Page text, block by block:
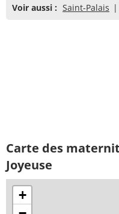
Voir aussi : Saint-Palais
Carte des
Joyeuse
+